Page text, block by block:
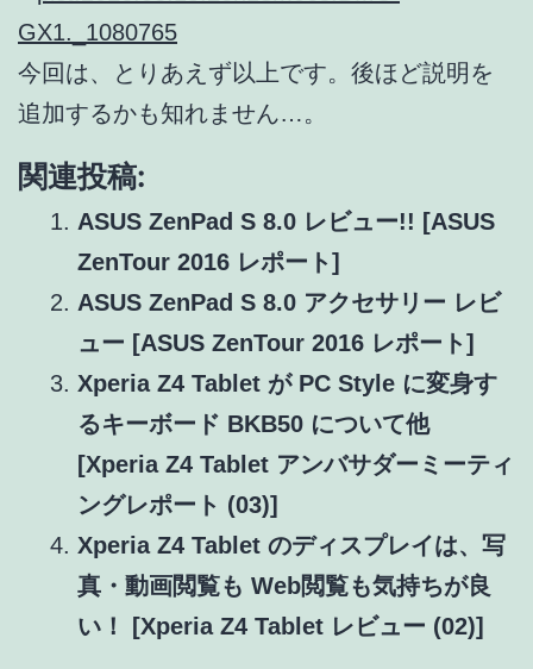
今回は、とりあえず以上です。後ほど説明を
追加するかも知れません…。
関連投稿:
ASUS ZenPad S 8.0 レビュー!! [ASUS
ZenTour 2016 レポート]
ASUS ZenPad S 8.0 アクセサリー レビ
ュー [ASUS ZenTour 2016 レポート]
Xperia Z4 Tablet が PC Style に変身す
るキーボード BKB50 について他
[Xperia Z4 Tablet アンバサダーミーティ
ングレポート (03)]
Xperia Z4 Tablet のディスプレイは、写
真・動画閲覧も Web閲覧も気持ちが良
い！ [Xperia Z4 Tablet レビュー (02)]